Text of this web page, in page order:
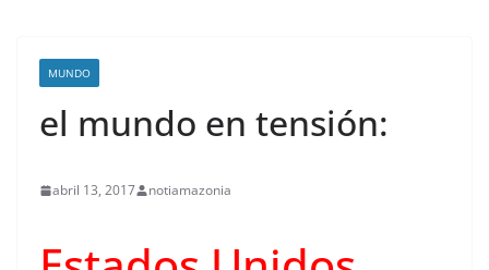
MUNDO
el mundo en tensión:
abril 13, 2017 notiamazonia